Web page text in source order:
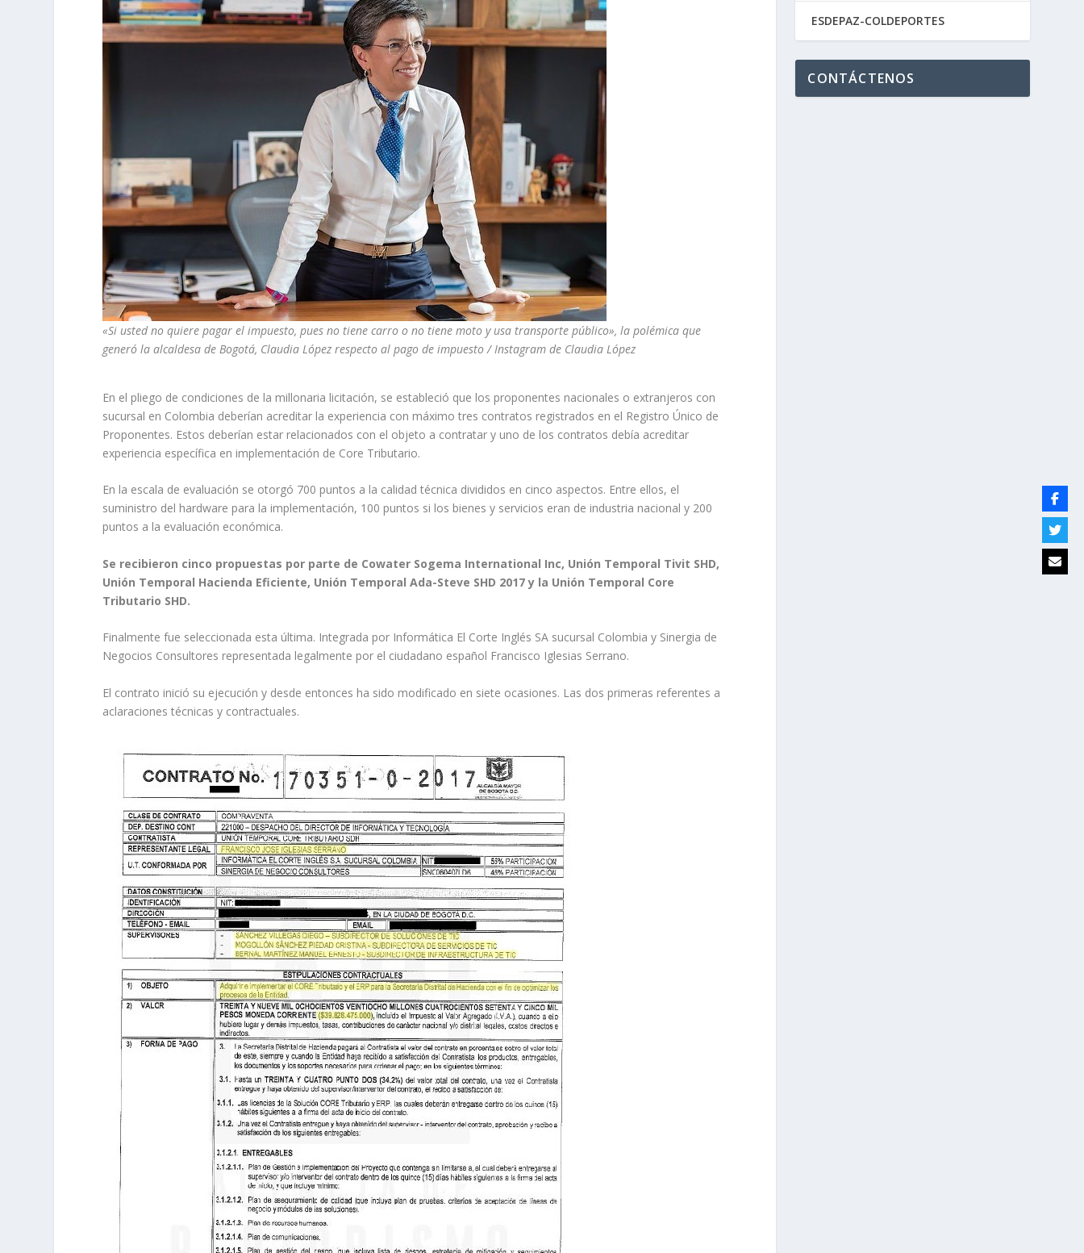
«Si usted no quiere pagar el impuesto, pues no tiene carro o no tiene moto y usa transporte público», la polémica que
generó la alcaldesa de Bogotá, Claudia López respecto al pago de impuesto / Instagram de Claudia López
En el pliego de condiciones de la millonaria licitación, se estableció que los proponentes nacionales o extranjeros con
sucursal en Colombia deberían acreditar la experiencia con máximo tres contratos registrados en el Registro Único de
Proponentes. Estos deberían estar relacionados con el objeto a contratar y uno de los contratos debía acreditar
experiencia específica en implementación de Core Tributario.
En la escala de evaluación se otorgó 700 puntos a la calidad técnica divididos en cinco aspectos. Entre ellos, el
suministro del hardware para la implementación, 100 puntos si los bienes y servicios eran de industria nacional y 200
puntos a la evaluación económica.
Se recibieron cinco propuestas por parte de Cowater Sogema International Inc, Unión Temporal Tivit SHD,
Unión Temporal Hacienda Eficiente, Unión Temporal Ada-Steve SHD 2017 y la Unión Temporal Core
Tributario SHD.
Finalmente fue seleccionada esta última. Integrada por Informática El Corte Inglés SA sucursal Colombia y Sinergia de
Negocios Consultores representada legalmente por el ciudadano español Francisco Iglesias Serrano.
El contrato inició su ejecución y desde entonces ha sido modificado en siete ocasiones. Las dos primeras referentes a
aclaraciones técnicas y contractuales.
ESDEPAZ-COLDEPORTES
CONTÁCTENOS